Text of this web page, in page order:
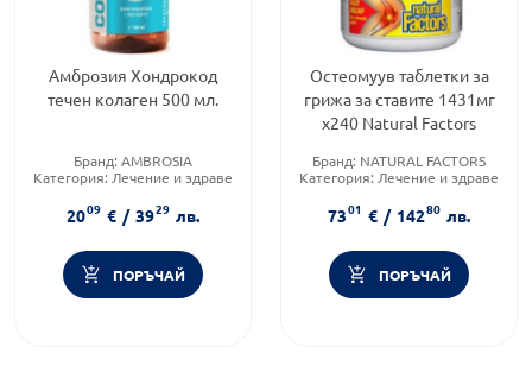
Амброзия Хондрокод
течен колаген 500 мл.
Бранд: AMBROSIA
Категория: Лечение и здраве
2009 € / 3929 лв.
ПОРЪЧАЙ
Остеомуув таблетки за
грижа за ставите 1431мг
х240 Natural Factors
Бранд: NATURAL FACTORS
Категория: Лечение и здраве
7301 € / 14280 лв.
ПОРЪЧАЙ